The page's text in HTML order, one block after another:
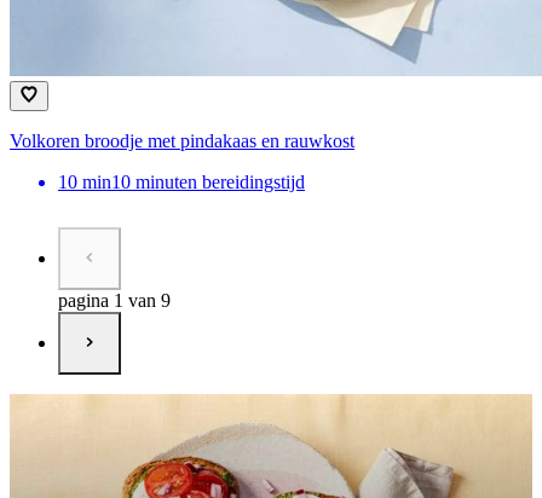
Volkoren broodje met pindakaas en rauwkost
10 min10 minuten bereidingstijd
pagina 1 van 9